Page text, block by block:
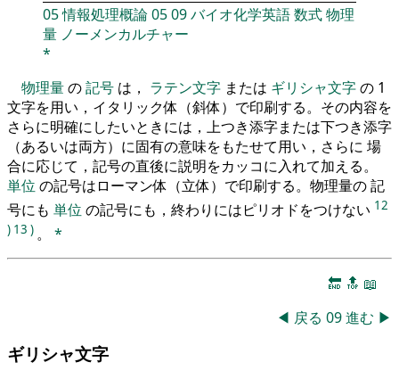
05情報処理概論0509バイオ化学英語数式物理
量 ノーメンカルチャー
*
物理量の記号 は， ラテン文字 または ギリシャ文字の 1
文字を用い，イタリック体（斜体）で印刷する。その内容を
さらに明確にしたいときには，上つき添字または下つき添字
（あるいは両方）に固有の意味をもたせて用い，さらに 場
合に応じて，記号の直後に説明をカッコに入れて加える。
単位 の記号はローマン体（立体）で印刷する。物理量の 記
号にも 単位 の記号にも，終わりにはピリオドをつけない 12
) 13 ) 。 *
🔚 🔝 📖
◀ 戻る 09進む ▶
ギリシャ文字